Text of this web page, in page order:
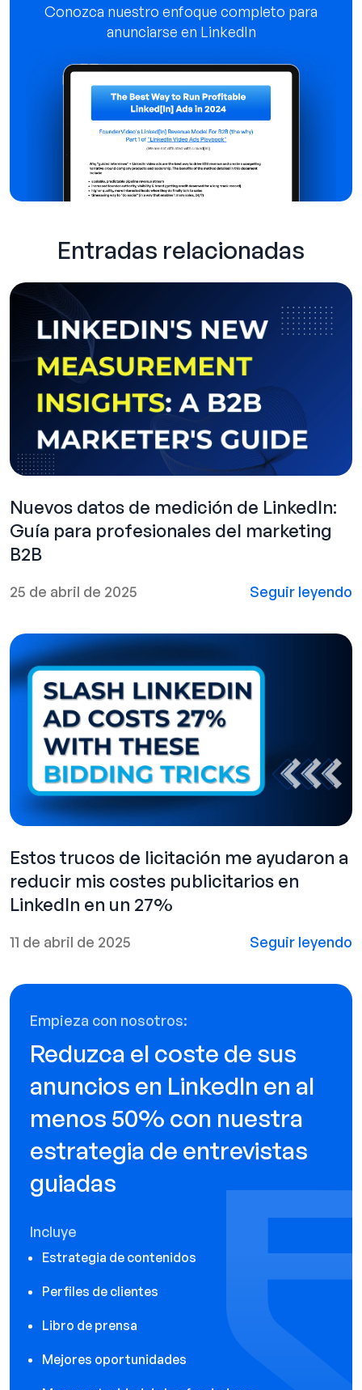
Conozca nuestro enfoque completo para
anunciarse en LinkedIn
Entradas relacionadas
Nuevos datos de medición de LinkedIn:
Guía para profesionales del marketing
B2B
25 de abril de 2025 Seguir leyendo
Estos trucos de licitación me ayudaron a
reducir mis costes publicitarios en
LinkedIn en un 27%
11 de abril de 2025 Seguir leyendo
Empieza con nosotros:
Reduzca el coste de sus
anuncios en LinkedIn en al
menos 50% con nuestra
estrategia de entrevistas
guiadas
Incluye
Estrategia de contenidos
Perfiles de clientes
Libro de prensa
Mejores oportunidades